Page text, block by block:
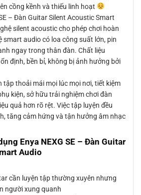
cồng kềnh và thiếu linh hoạt
– Đàn Guitar Silent Acoustic Smart
silent acoustic cho phép chơi hoàn
smart audio có loa công suất lớn, pin
ngay trong thân đàn. Chất liệu
định, bền bỉ, không bị ảnh hưởng bởi
tập thoải mái mọi lúc mọi nơi, tiết kiệm
kiện, sở hữu trải nghiệm chơi đàn
quả hơn rõ rệt. Việc tập luyện đều
tăng cảm hứng và tận hưởng âm nhạc
Enya NEXG SE – Đàn Guitar
Audio
cần luyện tập thường xuyên nhưng
người xung quanh